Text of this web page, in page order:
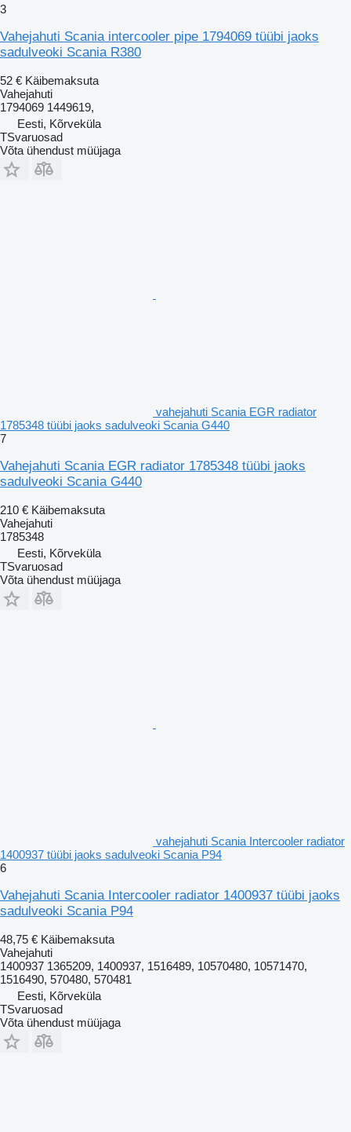
3
Vahejahuti Scania intercooler pipe 1794069 tüübi jaoks
sadulveoki Scania R380
52 € Käibemaksuta
Vahejahuti
1794069 1449619,
Eesti, Kõrveküla
TSvaruosad
Võta ühendust müüjaga
vahejahuti Scania EGR radiator
1785348 tüübi jaoks sadulveoki Scania G440
7
Vahejahuti Scania EGR radiator 1785348 tüübi jaoks
sadulveoki Scania G440
210 € Käibemaksuta
Vahejahuti
1785348
Eesti, Kõrveküla
TSvaruosad
Võta ühendust müüjaga
vahejahuti Scania Intercooler radiator
1400937 tüübi jaoks sadulveoki Scania P94
6
Vahejahuti Scania Intercooler radiator 1400937 tüübi jaoks
sadulveoki Scania P94
48,75 € Käibemaksuta
Vahejahuti
1400937 1365209, 1400937, 1516489, 10570480, 10571470,
1516490, 570480, 570481
Eesti, Kõrveküla
TSvaruosad
Võta ühendust müüjaga